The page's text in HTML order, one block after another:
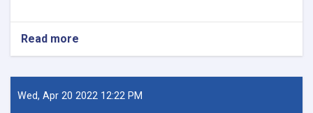
Read more
New
City:
A
Wed, Apr 20 2022 12:22 PM